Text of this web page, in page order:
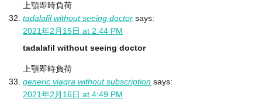
上顎即時負荷
tadalafil without seeing doctor says:
2021年2月15日 at 2:44 PM
tadalafil without seeing doctor
上顎即時負荷
generic viagra without subscription says:
2021年2月16日 at 4:49 PM